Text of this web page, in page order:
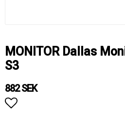
MONITOR Dallas
S3
882 SEK